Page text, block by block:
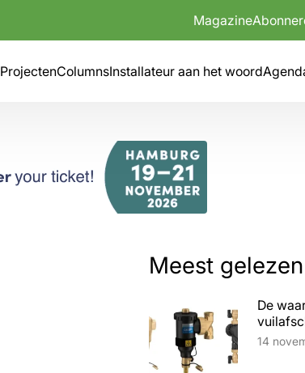
Magazine
ProjectenColumnsInstallateur aan het woord
Meest gelezen
De
Lees
14